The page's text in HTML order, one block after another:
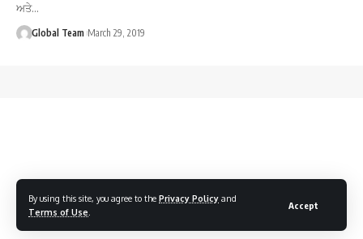
By using this site, you agree to the Privacy Policy and
Terms of Use
Accept
ਅਤੇ…
Global Team March 29, 2019